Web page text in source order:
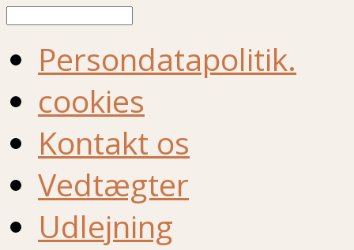
Persondatapolitik.
cookies
Kontakt os
Vedtægter
Udlejning